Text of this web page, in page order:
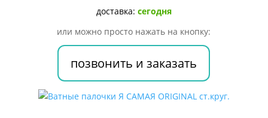
ORIGINAL
доставка: сегодня
или можно просто нажать на кнопку:
позвонить и заказать